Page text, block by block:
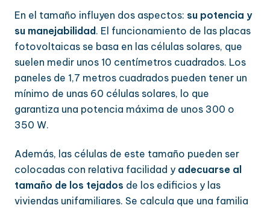
En el tamaño influyen dos aspectos: su potencia y
su manejabilidad. El funcionamiento de las placas
fotovoltaicas se basa en las células solares, que
suelen medir unos 10 centímetros cuadrados. Los
paneles de 1,7 metros cuadrados pueden tener un
mínimo de unas 60 células solares, lo que
garantiza una potencia máxima de unos 300 o
350 W.
Además, las células de este tamaño pueden ser
colocadas con relativa facilidad y adecuarse al
tamaño de los tejados de los edificios y las
viviendas unifamiliares. Se calcula que una familia